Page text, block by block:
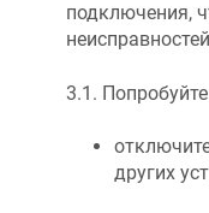
подключения,
3.1.
других